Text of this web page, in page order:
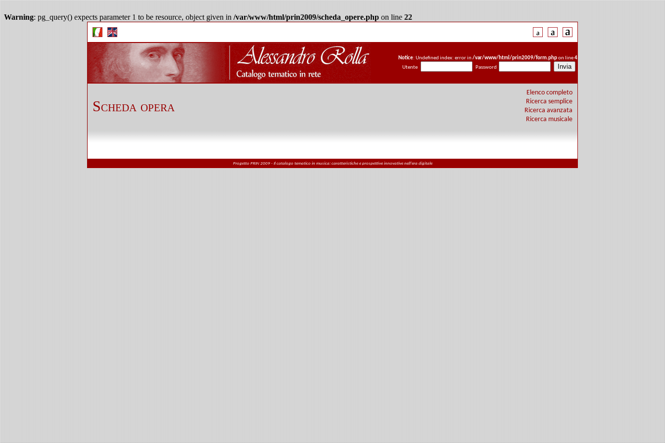
Warning: pg_query() expects parameter 1 to be resource, object given in/var/www/html/prin2009/scheda_opere.phpon line22
Notice: Undefined index: error in/var/www/html/prin2009/form.phpon line4
Utente
Password
Scheda opera
Elenco completo
Ricerca semplice
Ricerca avanzata
Ricerca musicale
Progetto PRIN 2009 - Il catalogo tematico in musica: caratteristiche e prospettive innovative nell'era digitale